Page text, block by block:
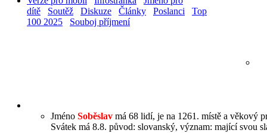
dítě
Soutěž Diskuze Články Poslanci
Top
100 2025
Souboj příjmení
Jméno Soběslav má 68 lidí, je na 1261. místě a věkový
Svátek má 8.8. původ: slovanský, význam: mající svou